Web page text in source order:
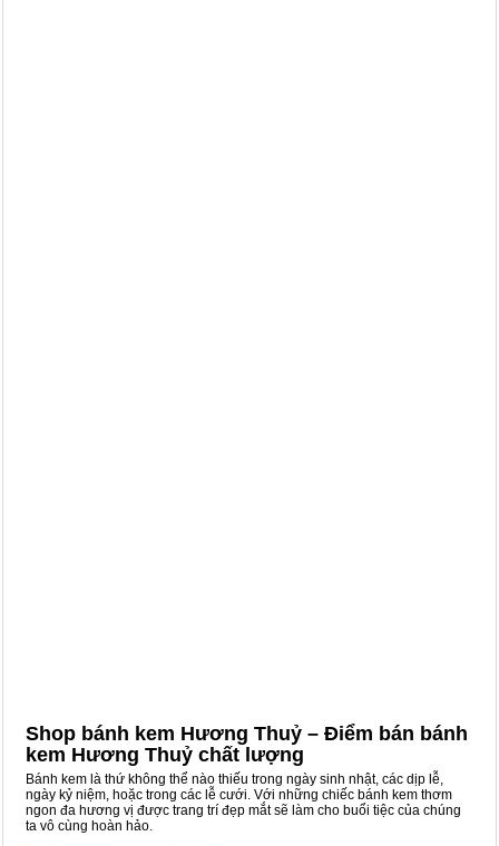
Shop bánh kem Hương Thuỷ – Điểm bán bánh
kem Hương Thuỷ chất lượng
Bánh kem là thứ không thể nào thiếu trong ngày sinh nhật, các dịp lễ,
ngày kỷ niệm, hoặc trong các lễ cưới. Với những chiếc bánh kem thơm
ngon đa hương vị được trang trí đẹp mắt sẽ làm cho buổi tiệc của chúng
ta vô cùng hoàn hảo.